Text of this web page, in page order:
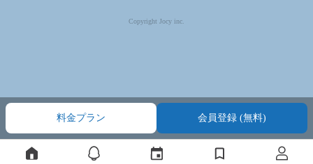
料金プラン 会員登録 (無料)
Copyright Jocy inc.